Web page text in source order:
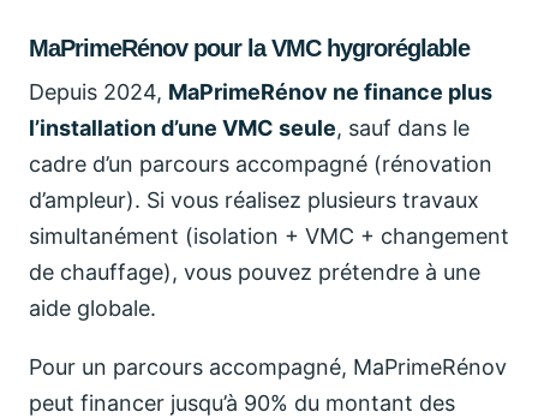
MaPrimeRénov pour la VMC hygroréglable
Depuis 2024, MaPrimeRénov ne finance plus
l’installation d’une VMC seule, sauf dans le
cadre d’un parcours accompagné (rénovation
d’ampleur). Si vous réalisez plusieurs travaux
simultanément (isolation + VMC + changement
de chauffage), vous pouvez prétendre à une
aide globale.
Pour un parcours accompagné, MaPrimeRénov
peut financer jusqu’à 90% du montant des